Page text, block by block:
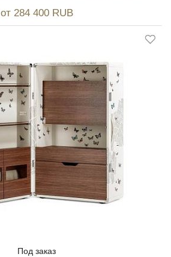
от 284 400 RUB
Под заказ